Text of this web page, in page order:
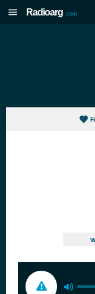
Radioarg .com